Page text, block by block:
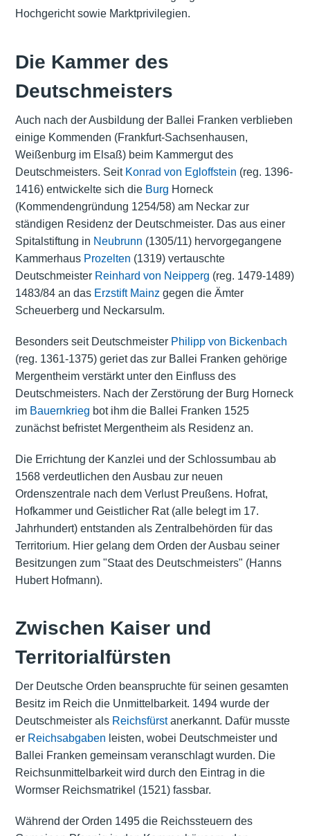
Hochgericht sowie Marktprivilegien.
Die Kammer des
Deutschmeisters
Auch nach der Ausbildung der Ballei Franken verblieben
einige Kommenden (Frankfurt-Sachsenhausen,
Weißenburg im Elsaß) beim Kammergut des
Deutschmeisters. Seit Konrad von Egloffstein (reg. 1396-
1416) entwickelte sich die Burg Horneck
(Kommendengründung 1254/58) am Neckar zur
ständigen Residenz der Deutschmeister. Das aus einer
Spitalstiftung in Neubrunn (1305/11) hervorgegangene
Kammerhaus Prozelten (1319) vertauschte
Deutschmeister Reinhard von Neipperg (reg. 1479-1489)
1483/84 an das Erzstift Mainz gegen die Ämter
Scheuerberg und Neckarsulm.
Besonders seit Deutschmeister Philipp von Bickenbach
(reg. 1361-1375) geriet das zur Ballei Franken gehörige
Mergentheim verstärkt unter den Einfluss des
Deutschmeisters. Nach der Zerstörung der Burg Horneck
im Bauernkrieg bot ihm die Ballei Franken 1525
zunächst befristet Mergentheim als Residenz an.
Die Errichtung der Kanzlei und der Schlossumbau ab
1568 verdeutlichen den Ausbau zur neuen
Ordenszentrale nach dem Verlust Preußens. Hofrat,
Hofkammer und Geistlicher Rat (alle belegt im 17.
Jahrhundert) entstanden als Zentralbehörden für das
Territorium. Hier gelang dem Orden der Ausbau seiner
Besitzungen zum "Staat des Deutschmeisters" (Hanns
Hubert Hofmann).
Zwischen Kaiser und
Territorialfürsten
Der Deutsche Orden beanspruchte für seinen gesamten
Besitz im Reich die Unmittelbarkeit. 1494 wurde der
Deutschmeister als Reichsfürstanerkannt. Dafür musste
er Reichsabgaben leisten, wobei Deutschmeister und
Ballei Franken gemeinsam veranschlagt wurden. Die
Reichsunmittelbarkeit wird durch den Eintrag in die
Wormser Reichsmatrikel (1521) fassbar.
Während der Orden 1495 die Reichssteuern des